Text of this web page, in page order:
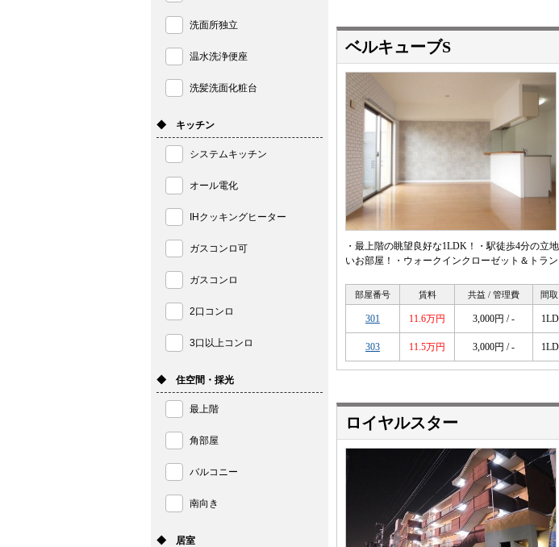
ベルキューブS
・最上階の眺望良好な1LDK！・駅徒歩4分の立
いお部屋！・ウォークインクローゼット＆トラン
部屋番号 賃料 共益 / 管理費 間取
301 11.6万円 3,000円 / -
303 11.5万円 3,000円 / -
ロイヤルスター
洗面所独立
温水洗浄便座
洗髪洗面化粧台
◆ キッチン
システムキッチン
オール電化
IHクッキングヒーター
ガスコンロ可
ガスコンロ
2口コンロ
3口以上コンロ
◆ 住空間・採光
最上階
角部屋
バルコニー
南向き
◆ 居室